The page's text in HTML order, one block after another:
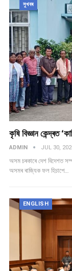
সুখবৰ
কৃষি বিজ্ঞান কেন্দ্ৰত
ADMIN JUL 30,
অসম চৰকাৰে দেশ বিদেশত
অসমৰ ৰাজ্যিক ফল হিচাপে…
ENGLISH